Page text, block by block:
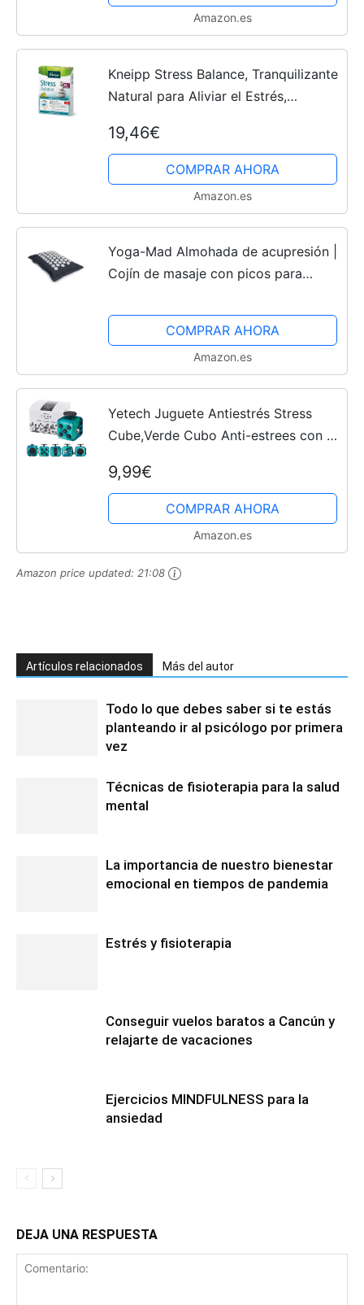
Amazon.es
Kneipp Stress Balance, Tranquilizante
Natural para Aliviar el Estrés,
Reduce el Cansancio, la Fatiga y
Aumenta el...
19,46€
COMPRAR AHORA
Amazon.es
Yoga-Mad Almohada de acupresión |
Cojín de masaje con picos para
| Mejora del sueño y alivio del dolor
de la tensión...
COMPRAR AHORA
Amazon.es
Yetech Juguete Antiestrés Stress
Cube,Verde Cubo Anti-estrees con 6
Adultos Anti-ansiedad Anti-Stress
9,99€
COMPRAR AHORA
Amazon.es
Amazon price updated: 21:08
Artículos relacionados Más del autor
Todo lo que debes saber si te estás
planteando ir al psicólogo por primera
vez
Técnicas de fisioterapia para la salud
mental
La importancia de nuestro bienestar
emocional en tiempos de pandemia
Estrés y fisioterapia
Conseguir vuelos baratos a Cancún y
relajarte de vacaciones
Ejercicios MINDFULNESS para la
ansiedad
DEJA UNA RESPUESTA